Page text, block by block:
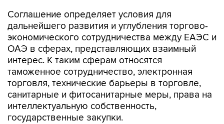
Соглашение определяет условия для
дальнейшего развития и углубления торгово-
экономического сотрудничества между ЕАЭС и
ОАЭ в сферах, представляющих взаимный
интерес. К таким сферам относятся
таможенное сотрудничество, электронная
торговля, технические барьеры в торговле,
санитарные и фитосанитарные меры, права на
интеллектуальную собственность,
государственные закупки.